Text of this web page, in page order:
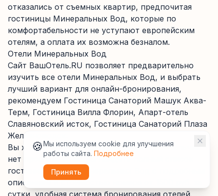
отказались от съемных квартир, предпочитая
гостиницы Минеральных Вод, которые по
комфортабельности не уступают европейским
отелям, а оплата их возможна безналом.
Отели Минеральных Вод
Сайт ВашОтель.RU позволяет предварительно
изучить все отели Минеральных Вод, и выбрать
лучший вариант для онлайн-бронирования,
рекомендуем Гостиница Санаторий Машук Аква-
Терм, Гостиница Вилла Флорин, Апарт-отель
Славяновский исток, Гостиница Санаторий Плаза
Железноводск.
Вы хотите поселиться возле аэропорта Нальчик –
нет проблем. У нас вы найдете полный список
гостиниц города Минеральных Вод с подробным
описанием и стоимостью номера от 1500 руб. за
сутки, удобная система бронирования отелей.
🍪Мы используем cookie для улучшения
работы сайта. Подробнее
Принять